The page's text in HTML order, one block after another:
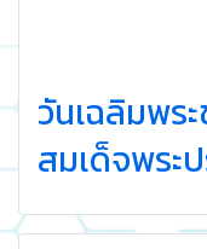
วันเฉลิมพร
สมเด็จพระ
สินทรมหาว